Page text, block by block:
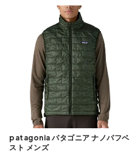
patagonia パタゴニア ナノパフベ
スト メンズ